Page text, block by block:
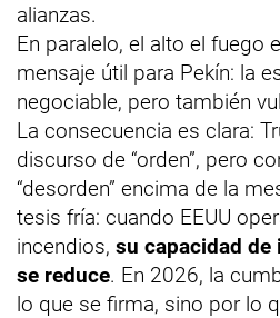
alianzas.
En paralelo, el alto el fuego
mensaje útil para Pekín: la
negociable, pero también
La consecuencia es clara:
discurso de “orden”, pero
“desorden” encima de la
tesis fría: cuando EEUU
incendios, su capacidad
se reduce. En 2026, la
lo que se firma, sino por lo